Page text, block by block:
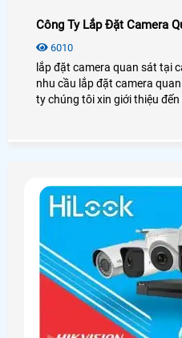
Công Ty Lắp Đặt Camera
6010
lắp đặt camera quan sát tại
nhu cầu lắp đặt camera quan sát tại
ty chúng tôi xin giới thiệu